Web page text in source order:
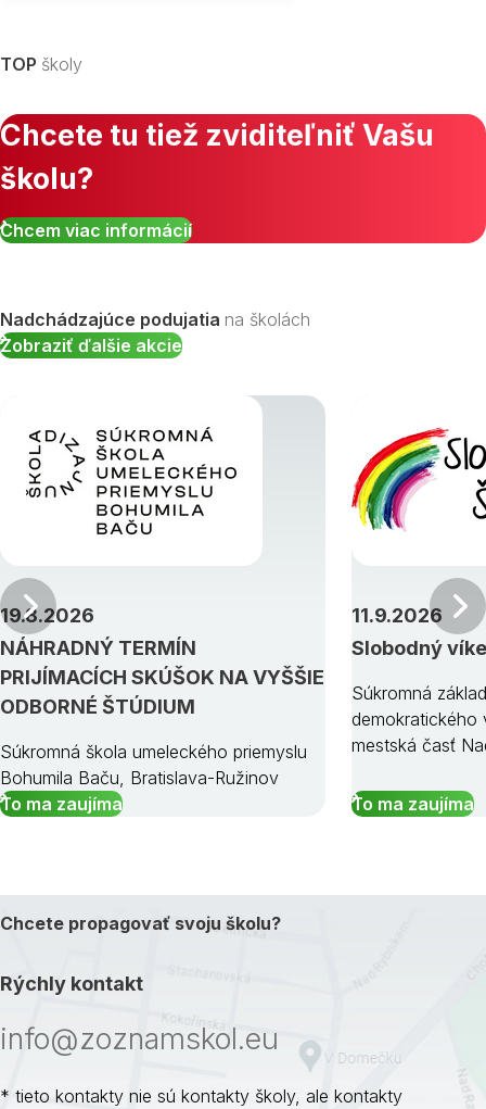
Zobraziť všetky študijné odbory »
TOP školy
Chcete tu tiež zviditeľniť Vašu
školu?
Chcem viac informácií
Nadchádzajúce podujatia na školách
Zobraziť ďalšie akcie
NÁHRADNÝ TERMÍN
PRIJÍMACÍCH SKÚŠOK NA VYŠŠIE
ODBORNÉ ŠTÚDIUM
19.8.2026
Súkromná škola umeleckého priemyslu
Bohumila Baču, Bratislava-Ružinov
To ma zaujíma
Slobodný
11.9.2026
Súkromná
demokratického
mestská časť
To ma zaujíma
Predchádzajúci
Chcete propagovať svoju školu?
Rýchly kontakt
info@zoznamskol.eu
* tieto kontakty nie sú kontakty školy, ale kontakty